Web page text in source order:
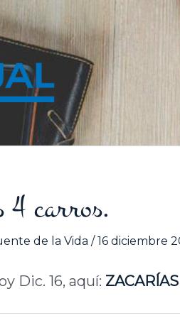
4 carros.
de la Vida /16 diciembre
Dic. 16, aquí: ZACARÍAS